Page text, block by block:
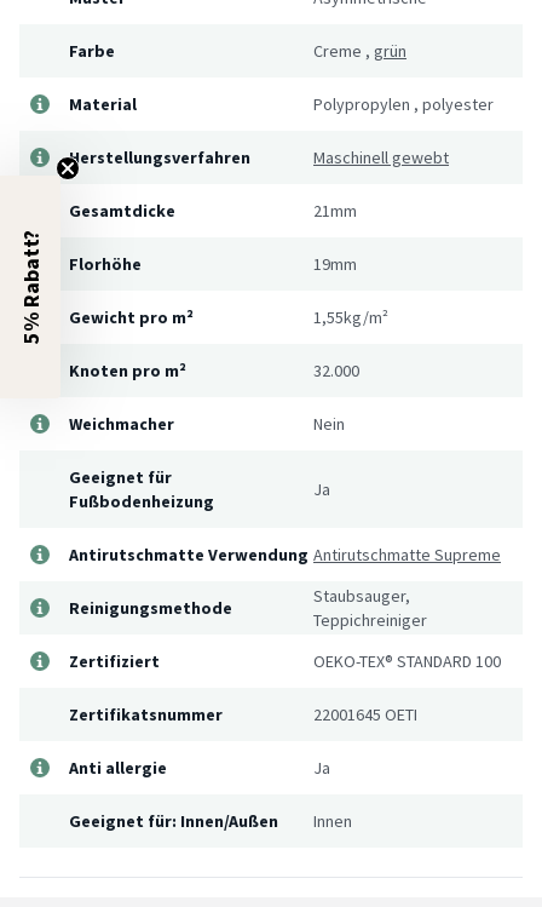
Farbe Creme , grün
Material Polypropylen , polyester
Herstellungsverfahren Maschinell gewebt
Gesamtdicke 21mm
Florhöhe 19mm
Gewicht pro m² 1,55kg/m²
Knoten pro m² 32.000
Weichmacher Nein
Geeignet für
Fußbodenheizung
Ja
Antirutschmatte Verwendung Antirutschmatte Supreme
Reinigungsmethode
Staubsauger,
Teppichreiniger
Zertifiziert
OEKO-TEX® STANDARD 100
Zertifikatsnummer 22001645 OETI
Anti allergie Ja
Geeignet für: Innen/Außen Innen
5% Rabatt?